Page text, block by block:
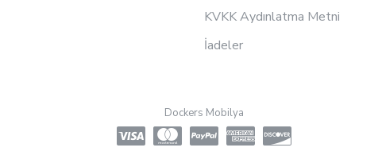
KVKK Aydınlatma Metni
İadeler
Dockers Mobilya